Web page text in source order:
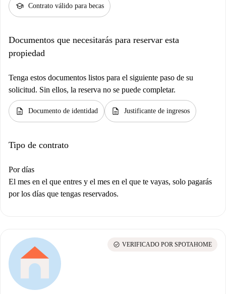
school Contrato válido para becas
Documentos que necesitarás para reservar esta
propiedad
Tenga estos documentos listos para el siguiente paso de su
solicitud. Sin ellos, la reserva no se puede completar.
description Documento de identidad description Justificante de ingresos
Tipo de contrato
Por días
El mes en el que entres y el mes en el que te vayas, solo pagarás
por los días que tengas reservados.
check_circle VERIFICADO POR SPOTAHOME